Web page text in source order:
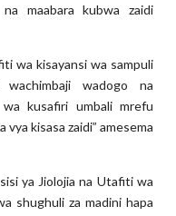
maabara kubwa zaidi
wa kisayansi wa sampuli
wadogo na
kusafiri umbali mrefu
kisasa zaidi” amesema
ya Jiolojia na Utafiti wa
shughuli za madini hapa